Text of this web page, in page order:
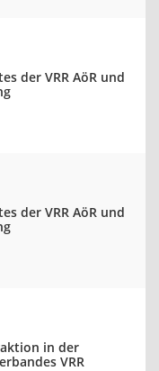
der VRR AöR und
der VRR AöR und
in der
VRR